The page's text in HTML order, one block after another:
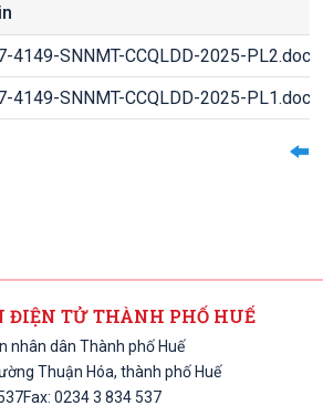
4149-SNNMT-CCQLDD-2025-PL2.doc
4149-SNNMT-CCQLDD-2025-PL1.doc
ĐIỆN TỬ THÀNH PHỐ HUẾ
nhân dân Thành phố Huế
Thuận Hóa, thành phố Huế
Fax: 0234 3 834 537